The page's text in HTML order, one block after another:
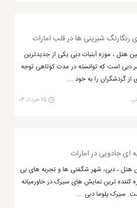
از روی دریاچه دبی مارینا عبور می
کند. این مسیر مسافتی حدود 1 کیلومتر را طی کرده که
حدود 80 کیلومتر در ساعت دارد و تجربه ای هیجان
ارمغان می آورد.
مرکز تفریحی سرپوشیده در جهان
یکی از محبوب ترین و اصلی ترین
رنگارنگ شیرینی‌ ها در قلب امارات
هتل ، موزه آبنبات دبی یکی از جدیدترین
دبی است که توانسته در مدت کوتاهی توجه
از گردشگران را به خود ...
۲۵ خرداد ۰۴
ای جادویی در امارات
هتل ، دبی، شهر شگفتی ها و تجربه های بی
کننده ترین نمایش های سیرک در خاورمیانه
سیرک پلوما دبی ...